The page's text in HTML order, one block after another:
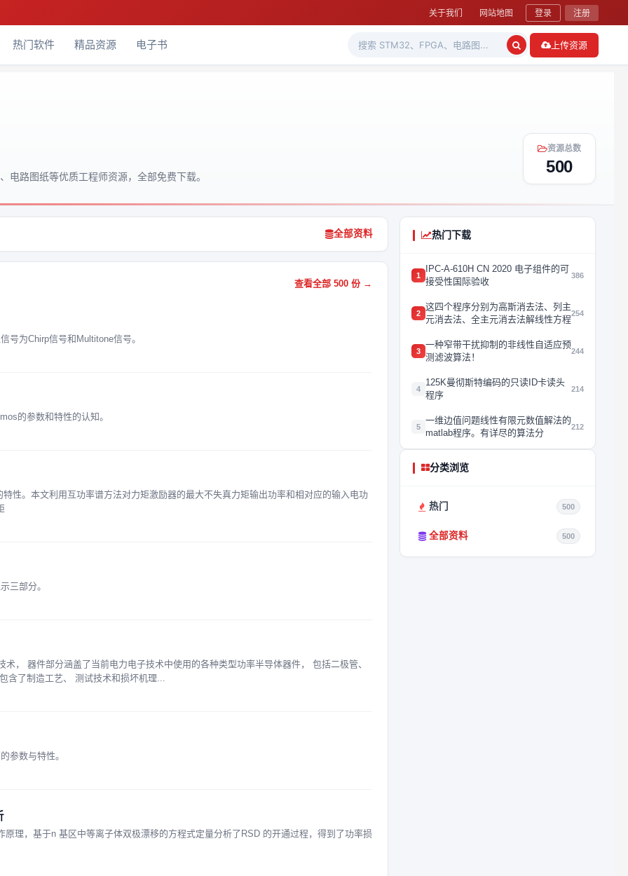
关于我们 网站地图 登录 注册
热门软件 精品资源 电子书 上传资源
路图纸等优质工程师资源，全部免费下载。
资源总数
500
全部资料
查看全部 500 份 →
号为Chirp信号和Multitone信号。
的参数和特性的认知。
性。本文利用互功率谱方法对力矩激励器的最大不失真力矩输出功率和相对应的输入电功
三部分。
， 器件部分涵盖了当前电力电子技术中使用的各种类型功率半导体器件， 包括二极管、
含了制造工艺、 测试技术和损坏机理...
参数与特性。
理，基于n 基区中等离子体双极漂移的方程式定量分析了RSD 的开通过程，得到了功率损
热门下载
1
IPC-A-610H CN 2020 电子组件的可
接受性国际验收
386
2
这四个程序分别为高斯消去法、列主
元消去法、全主元消去法解线性方程
254
3
一种窄带干扰抑制的非线性自适应预
测滤波算法！
244
4
125K曼彻斯特编码的只读ID卡读头
程序
214
5
一维边值问题线性有限元数值解法的
matlab程序。有详尽的算法分
212
分类浏览
热门 500
全部资料 500